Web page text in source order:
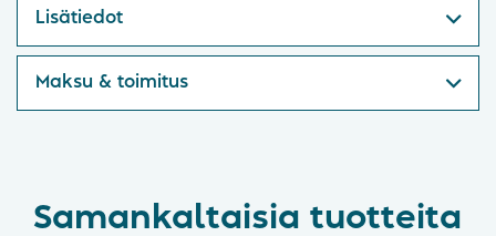
Lisätiedot
Maksu & toimitus
Samankaltaisia tuotteita